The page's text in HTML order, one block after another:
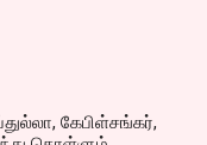
கேபிள்சங்கர்,